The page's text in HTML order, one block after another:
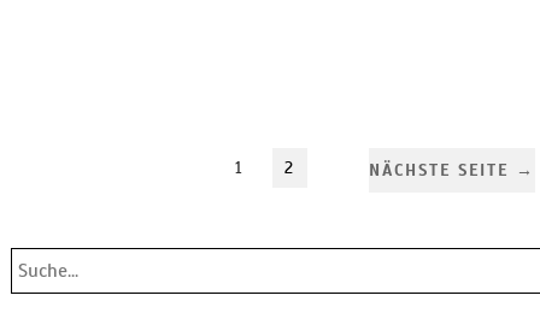
1 2 NÄCHSTE SEITE →